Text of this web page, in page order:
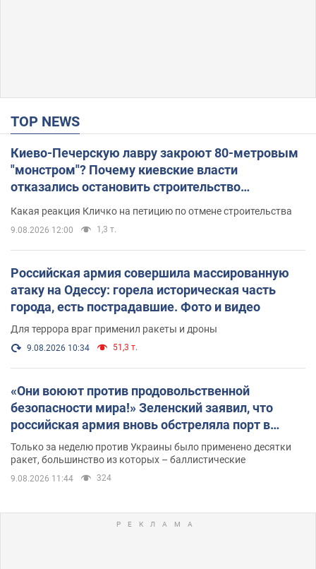
TOP NEWS
Киево-Печерскую лавру закроют 80-метровым
"монстром"? Почему киевские власти
отказались остановить строительство
Какая реакция Кличко на петицию по отмене строительства
9.08.2026 12:00 1,3 т.
Российская армия совершила массированную
атаку на Одессу: горела историческая часть
города, есть пострадавшие. Фото и видео
Для террора враг применил ракеты и дроны
9.08.2026 10:34 51,3 т.
«Они воюют против продовольственной
безопасности мира!» Зеленский заявил, что
российская армия вновь обстреляла порт в
Одессе
Только за неделю против Украины было применено десятки
ракет, большинство из которых – баллистические
9.08.2026 11:44 324